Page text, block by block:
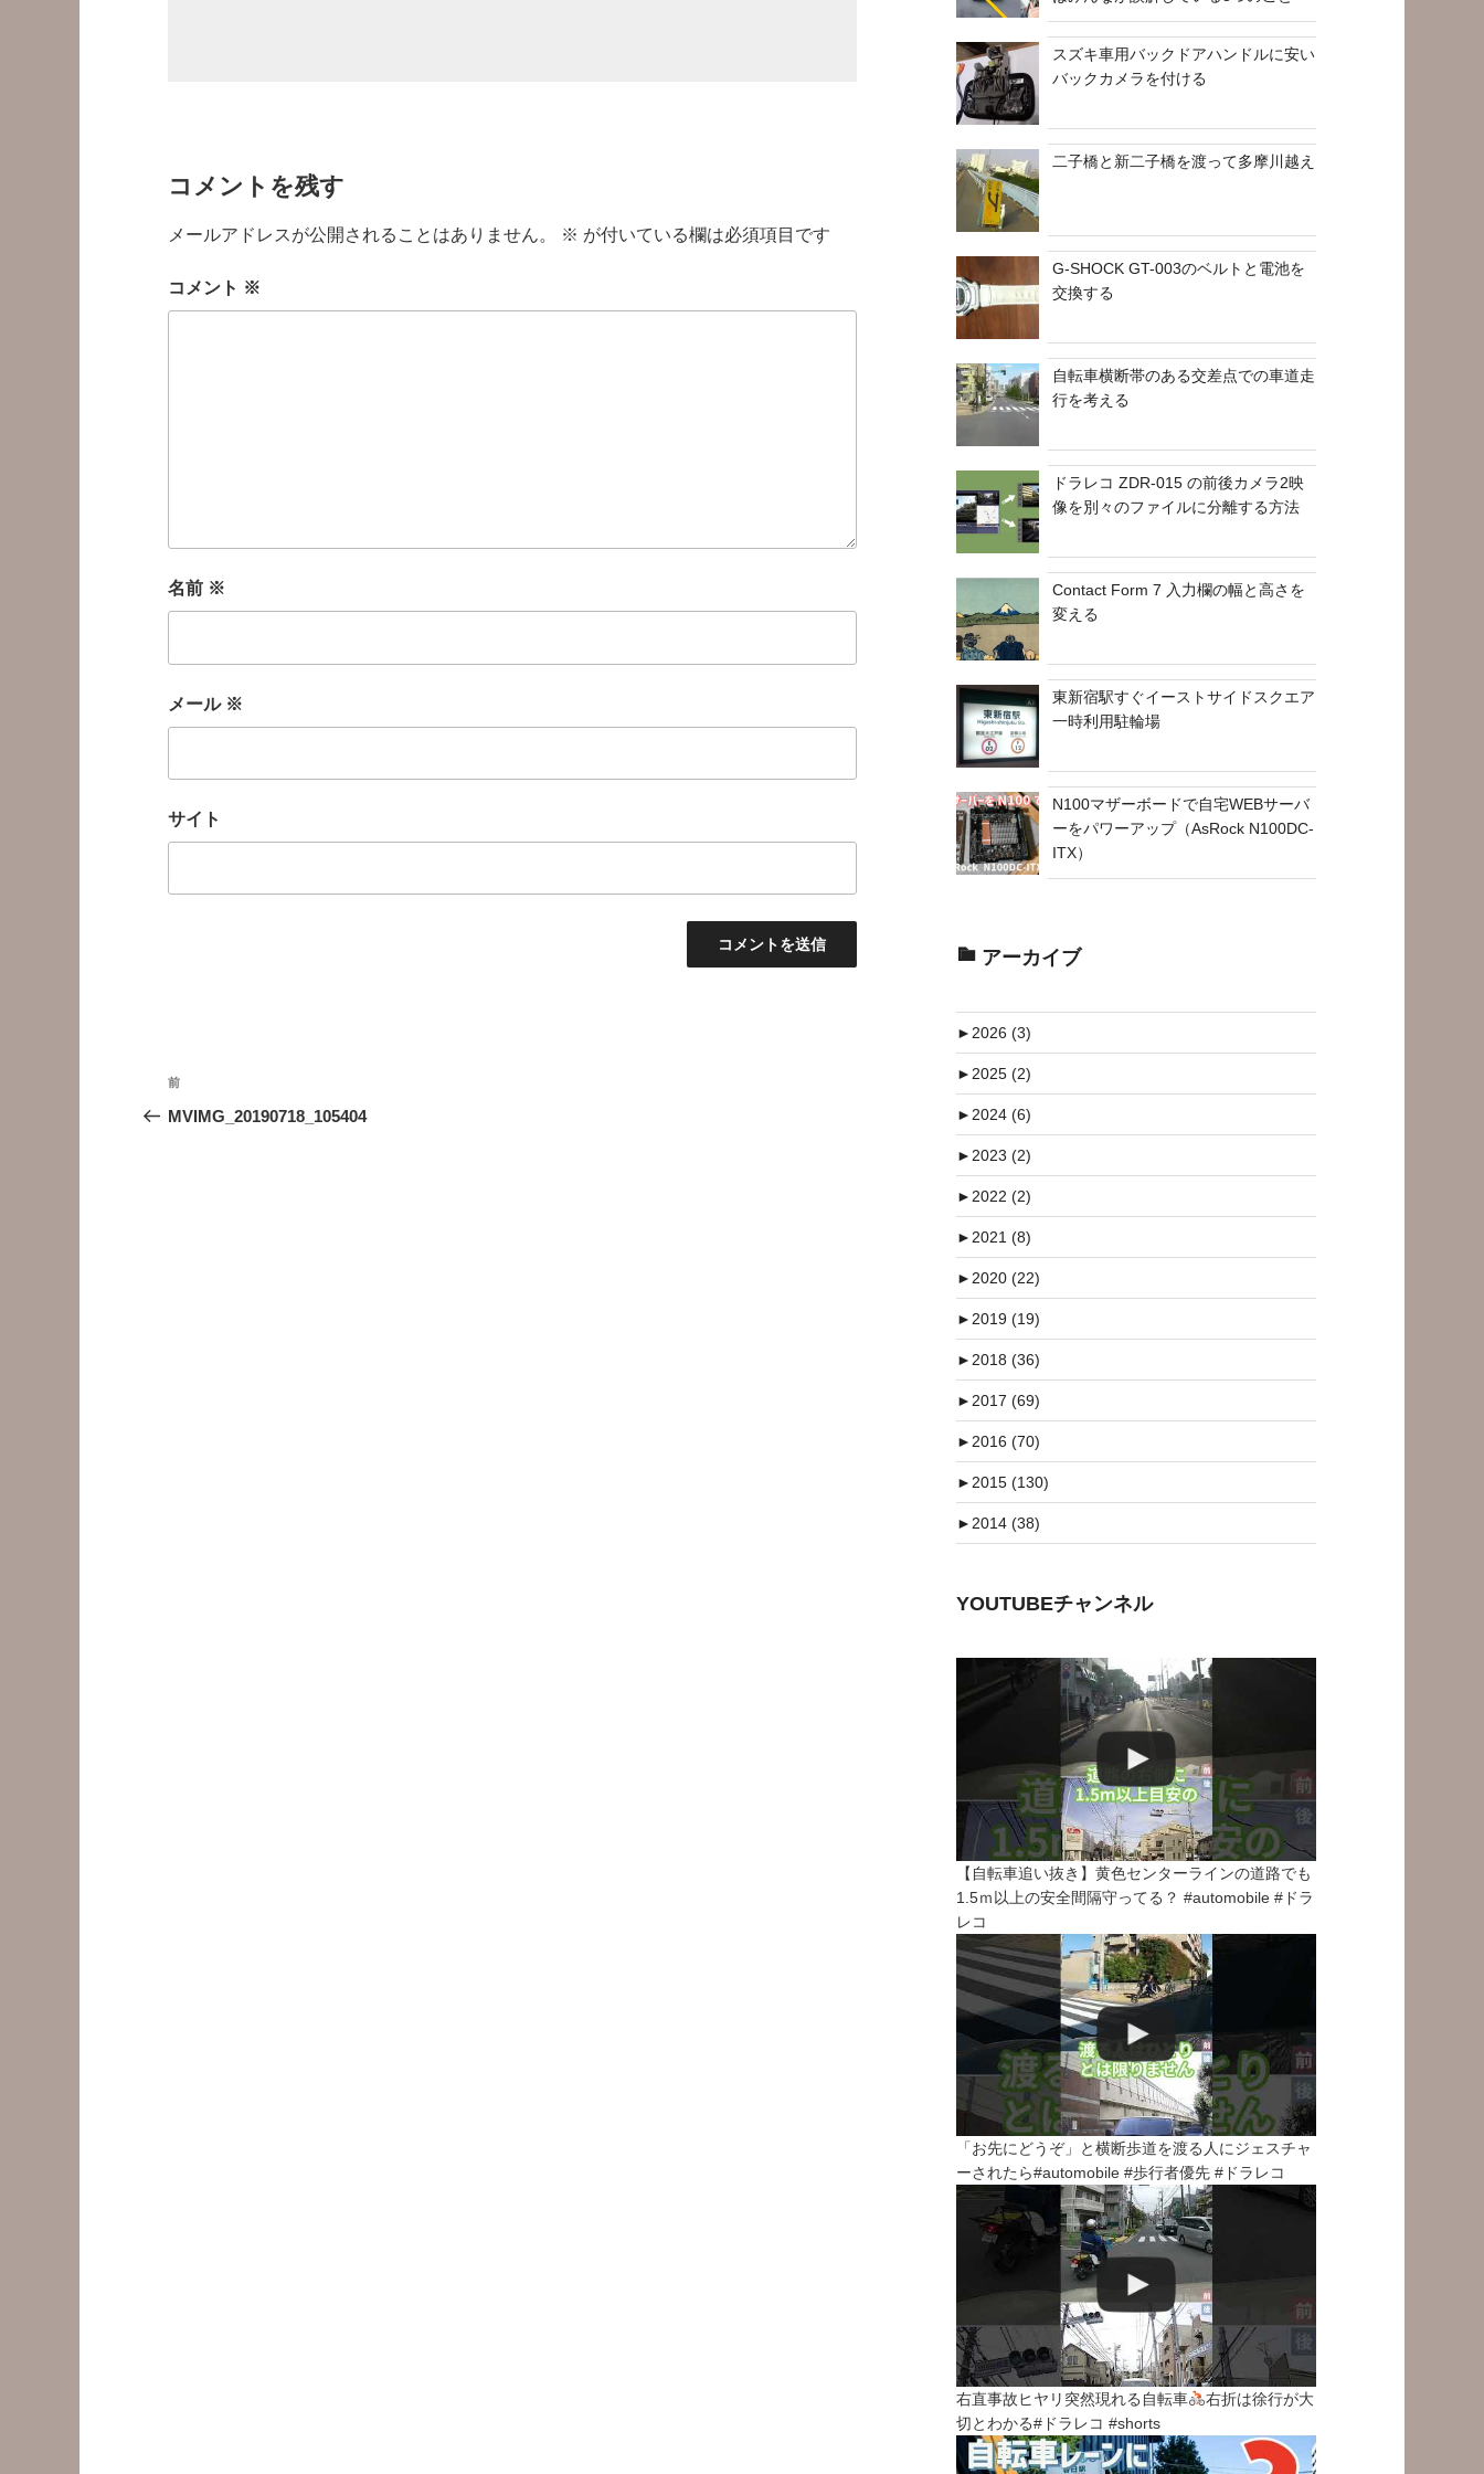
コメントを残す
メールアドレスが公開されることはありません。 ※ が付いている欄は必須項目です
コメント ※
名前 ※
メール ※
サイト
投
稿
前
の
前
MVIMG_20190718_105404
スズキ車用バックドアハンドルに安い
バックカメラを付ける
二子橋と新二子橋を渡って多摩川越え
G-SHOCK GT-003のベルトと電池を
交換する
自転車横断帯のある交差点での車道走
行を考える
ドラレコ ZDR-015 の前後カメラ2映
像を別々のファイルに分離する方法
Contact Form 7 入力欄の幅と高さを
変える
東新宿駅すぐイーストサイドスクエア
一時利用駐輪場
N100マザーボードで自宅WEBサーバ
ーをパワーアップ（AsRock N100DC-
ITX）
アーカイブ
►2026 (3)
►2025 (2)
►2024 (6)
►2023 (2)
►2022 (2)
►2021 (8)
►2020 (22)
►2019 (19)
►2018 (36)
►2017 (69)
►2016 (70)
►2015 (130)
►2014 (38)
YOUTUBEチャンネル
【自転車追い抜き】黄色センターラインの道路でも
1.5ｍ以上の安全間隔守ってる？ #automobile #ドラ
レコ
「お先にどうぞ」と横断歩道を渡る人にジェスチャ
ーされたら#automobile #歩行者優先 #ドラレコ
右直事故ヒヤリ突然現れる自転車
右折は徐行が大
切とわかる#ドラレコ #shorts